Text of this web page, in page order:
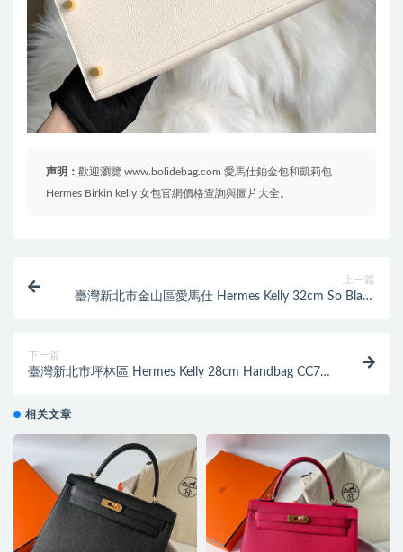
臺灣新北市金山區愛馬仕 Hermes Kelly 32cm So Black
Matte Nilo Crocodile
下一篇
臺灣新北市坪林區 Hermes Kelly 28cm Handbag CC76
深海藍 Blue Indigo
相关文章